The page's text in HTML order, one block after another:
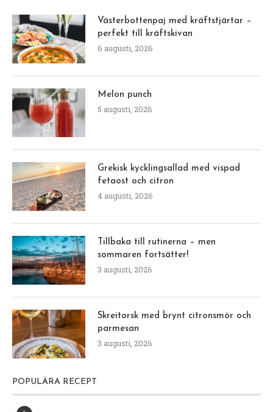
Västerbottenpaj med kräftstjärtar –
perfekt till kräftskivan
6 augusti, 2026
Melon punch
5 augusti, 2026
Grekisk kycklingsallad med vispad
fetaost och citron
4 augusti, 2026
Tillbaka till rutinerna – men
sommaren fortsätter!
3 augusti, 2026
Skreitorsk med brynt citronsmör och
parmesan
3 augusti, 2026
POPULÄRA RECEPT